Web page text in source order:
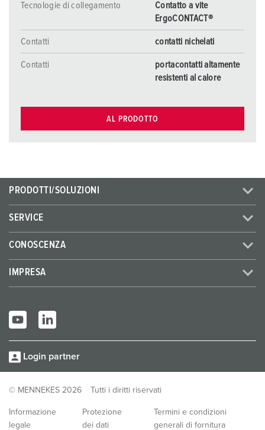
Tecnologie di collegamento
Contatto a vite
ErgoCONTACT®
Contatti contatti nichelati
Contatti
portacontatti altamente
resistenti al calore
AL PRODOTTO
PRODOTTI/SOLUZIONI
SERVICE
CONOSCENZA
IMPRESA
Login partner
© MENNEKES 2026 Tutti i diritti riservati
Informazione
legale
Protezione
dei dati
Termini e condizioni
generali di fornitura